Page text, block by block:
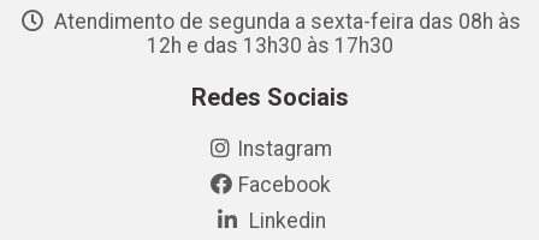
Atendimento de segunda a sexta-feira das 08h às
12h e das 13h30 às 17h30
Redes Sociais
Instagram
Facebook
Linkedin